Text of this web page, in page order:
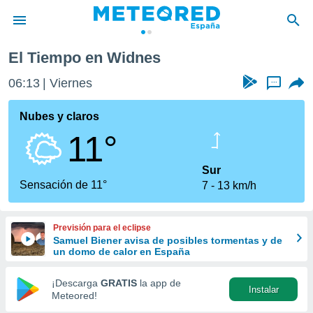
de
por
que se
calidad.
a este
las
y
forma
digital
basada
El Tiempo en Widnes
06:13 Viernes ...
Nubes y claros
11°
Sensación de 11°
Sur
7
13 km/h
Previsión para el eclipse
Samuel Biener avisa de posibles tormentas y de
un domo de calor en España
¡Descarga GRATIS la app de
Meteored!
Instalar